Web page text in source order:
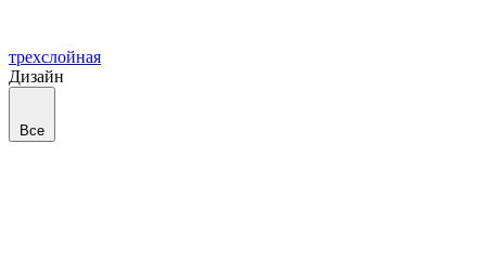
трехслойная
Дизайн
Все